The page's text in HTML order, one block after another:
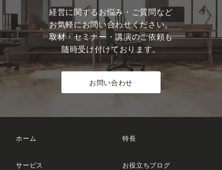
経営に関するお悩み・ご質問など
お気軽にお問い合わせください。
取材・セミナー・講演のご依頼も
随時受け付けております。
お問い合わせ
ホーム 特長
サービス
お役立ちブログ